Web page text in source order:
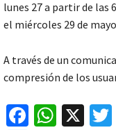
lunes 27 a partir de las
el miércoles 29 de
A través de un
compresión de los
Fa W X